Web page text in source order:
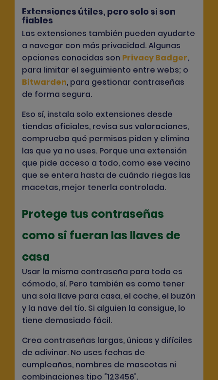
Extensiones útiles, pero solo si son
fiables
Las extensiones también pueden ayudarte
a navegar con más privacidad. Algunas
opciones conocidas son Privacy Badger,
para limitar el seguimiento entre webs; o
Bitwarden, para gestionar contraseñas
de forma segura.
Eso sí, instala solo extensiones desde
tiendas oficiales, revisa sus valoraciones,
comprueba qué permisos piden y elimina
las que ya no uses. Porque una extensión
que pide acceso a todo, como ese vecino
que se entera hasta de cuándo riegas las
macetas, mejor tenerla controlada.
Protege tus contraseñas
como si fueran las llaves de
casa
Usar la misma contraseña para todo es
cómodo, sí. Pero también es como tener
una sola llave para casa, el coche, el buzón
y la nave del tío. Si alguien la consigue, lo
tiene demasiado fácil.
Crea contraseñas largas, únicas y difíciles
de adivinar. No uses fechas de
cumpleaños, nombres de mascotas ni
combinaciones tipo “123456”.